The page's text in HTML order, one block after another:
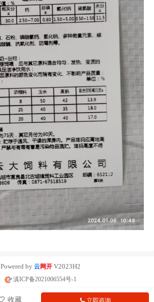
收藏 立即咨询
Powered by 云网开 V2023H2
滇ICP备2021006554号-1